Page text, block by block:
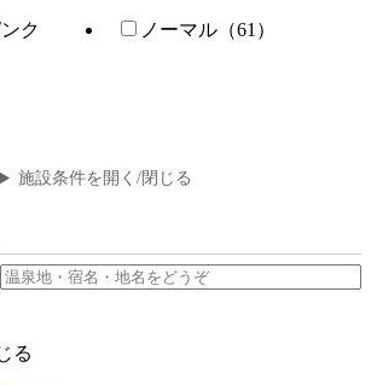
ク
ノーマル（61）
施設条件を開く/閉じる
る